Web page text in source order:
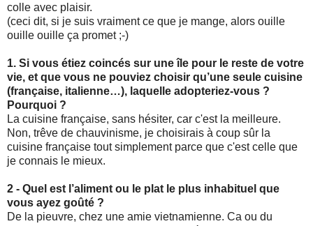
colle avec plaisir.
(ceci dit, si je suis vraiment ce que je mange, alors ouille
ouille ouille ça promet ;-)
1. Si vous étiez coincés sur une île pour le reste de votre
vie, et que vous ne pouviez choisir qu’une seule cuisine
(française, italienne…), laquelle adopteriez-vous ?
Pourquoi ?
La cuisine française, sans hésiter, car c'est la meilleure.
Non, trêve de chauvinisme, je choisirais à coup sûr la
cuisine française tout simplement parce que c'est celle que
je connais le mieux.
2 - Quel est l’aliment ou le plat le plus inhabituel que
vous ayez goûté ?
De la pieuvre, chez une amie vietnamienne. Ca ou du